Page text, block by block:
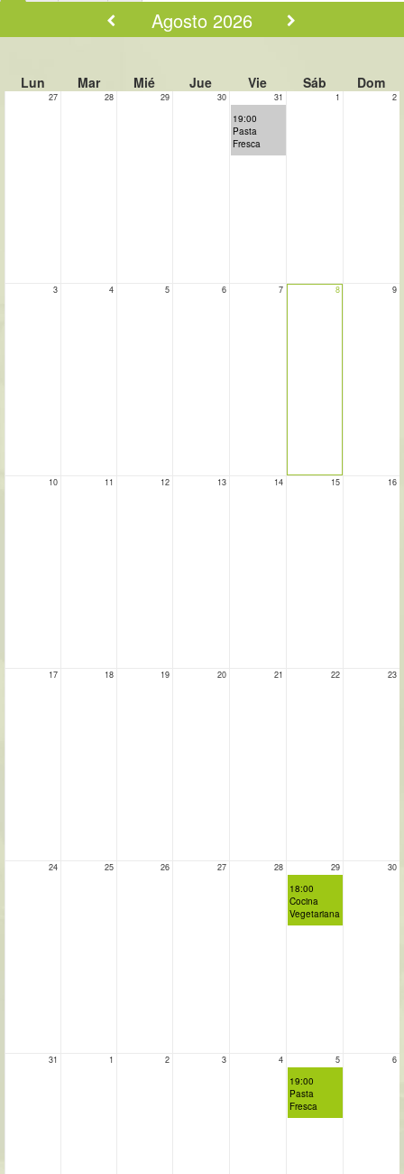
Agosto 2026
Lun Mar Mié Jue Vie Sáb Dom
27 28 29 30 31 1 2
3 4 5 6 7 8 9
10 11 12 13 14 15 16
17 18 19 20 21 22 23
24 25 26 27 28 29 30
31 1 2 3 4 5 6
19:00
Pasta
Fresca
18:00
Cocina
Vegetariana
19:00
Pasta
Fresca